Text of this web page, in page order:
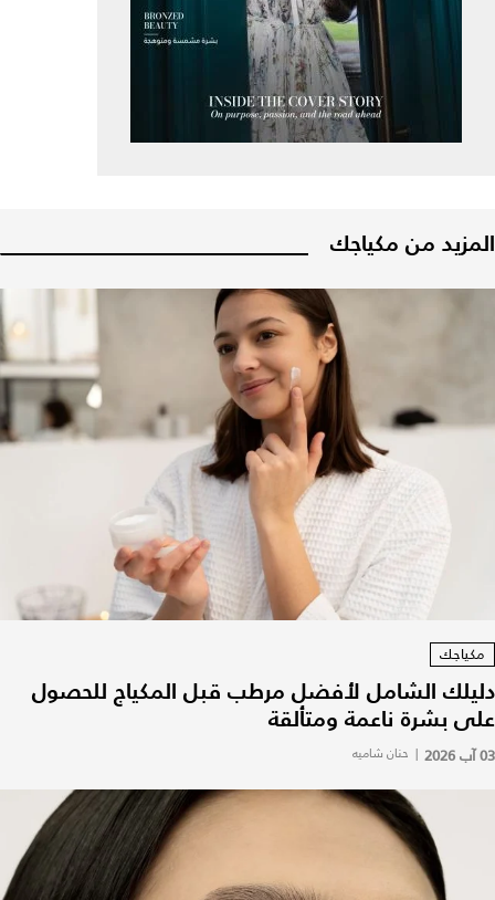
المزيد من مكياجك
مكياجك
دليلك الشامل لأفضل مرطب قبل المكياج للحصول
على بشرة ناعمة ومتألقة
03 آب 2026 | حنان شاميه